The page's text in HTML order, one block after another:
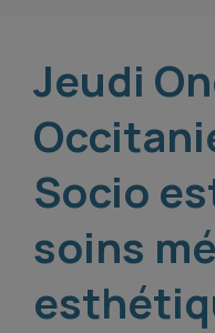
Jeudi
Socio
soins